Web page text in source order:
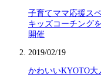
子育てママ応援ス
キッズコーチング
開催
2019/02/19
かわいいKYOTO大